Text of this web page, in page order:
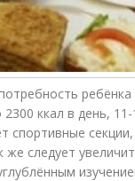
ккал в день,
спортивные
следует